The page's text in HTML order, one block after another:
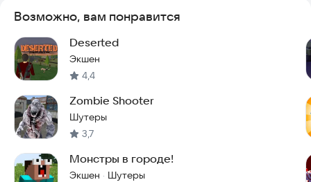
Возможно, вам понравится
Deserted
Экшен
4,4
Zombie Shooter
Шутеры
3,7
Монстры в городе!
Экшен · Шутеры